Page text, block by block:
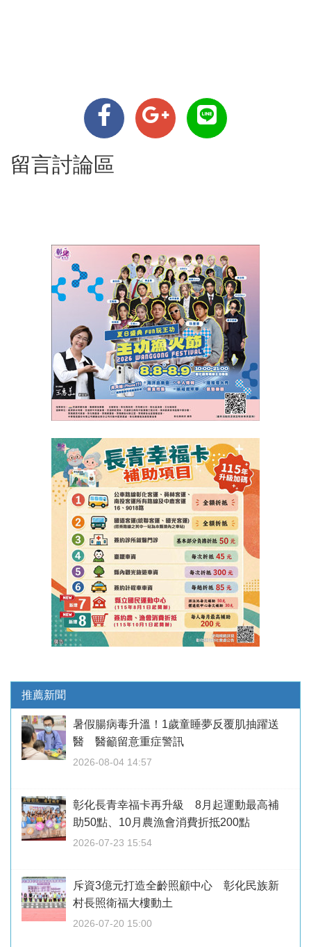
留言討論區
推薦新聞
暑假腸病毒升溫！1歲童睡夢反覆肌抽躍送
醫 醫籲留意重症警訊
2026-08-04 14:57
彰化長青幸福卡再升級 8月起運動最高補
助50點、10月農漁會消費折抵200點
2026-07-23 15:54
斥資3億元打造全齡照顧中心 彰化民族新
村長照衛福大樓動土
2026-07-20 15:00